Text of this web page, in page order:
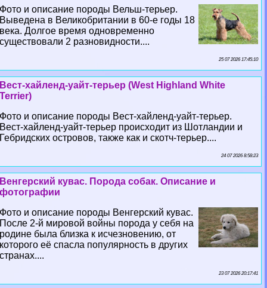
Фото и описание породы Вельш-терьер.
Выведена в Великобритании в 60-е годы 18
века. Долгое время одновременно
существовали 2 разновидности....
25 07 2026 17:45:10
Вест-хайленд-уайт-терьер (West Highland White
Terrier)
Фото и описание породы Вест-хайленд-уайт-терьер.
Вест-хайленд-уайт-терьер происходит из Шотландии и
Гебридских островов, также как и скотч-терьер....
24 07 2026 8:58:23
Венгерский кувас. Порода собак. Описание и
фотографии
Фото и описание породы Венгерский кувас.
После 2-й мировой войны порода у себя на
родине была близка к исчезновению, от
которого её спасла популярность в других
странах....
23 07 2026 20:17:41